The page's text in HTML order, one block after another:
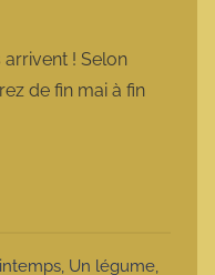
! Selon
de fin mai à fin
, Un légume,